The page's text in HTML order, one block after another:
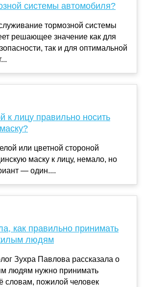
системы автомобиля?
тормозной системы
решающее значение как для
так и для оптимальной
к лицу правильно носить
или цветной стороной
маску к лицу, немало, но
— один....
как правильно принимать
людям
Зухра Павлова рассказала о
людям нужно принимать
словам, пожилой человек